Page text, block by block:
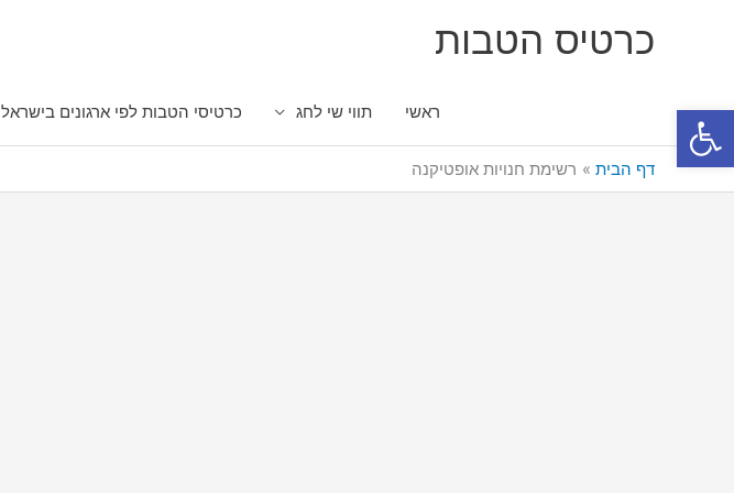
פתח סרגל נגישות
כרטיס הטבות
ראשי תווי שי לחג כרטיסי הטבות לפי ארגונים בישראל
דף הבית רשימת חנויות אופטיקנה